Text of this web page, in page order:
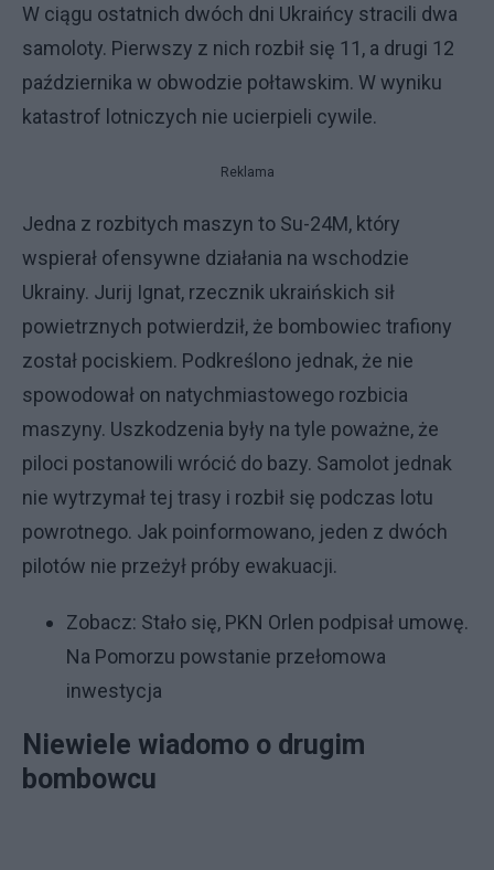
W ciągu ostatnich dwóch dni Ukraińcy stracili dwa
samoloty. Pierwszy z nich rozbił się 11, a drugi 12
października w obwodzie połtawskim. W wyniku
katastrof lotniczych nie ucierpieli cywile.
Reklama
Jedna z rozbitych maszyn to Su-24M, który
wspierał ofensywne działania na wschodzie
Ukrainy. Jurij Ignat, rzecznik ukraińskich sił
powietrznych potwierdził, że bombowiec trafiony
został pociskiem. Podkreślono jednak, że nie
spowodował on natychmiastowego rozbicia
maszyny. Uszkodzenia były na tyle poważne, że
piloci postanowili wrócić do bazy. Samolot jednak
nie wytrzymał tej trasy i rozbił się podczas lotu
powrotnego. Jak poinformowano, jeden z dwóch
pilotów nie przeżył próby ewakuacji.
Zobacz: Stało się, PKN Orlen podpisał umowę.
Na Pomorzu powstanie przełomowa
inwestycja
Niewiele wiadomo o drugim
bombowcu